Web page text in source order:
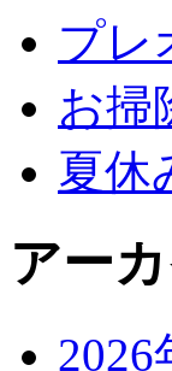
プレ
お掃
夏休
アー
2026